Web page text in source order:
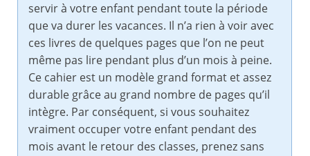
servir à votre enfant pendant toute la période
que va durer les vacances. Il n’a rien à voir avec
ces livres de quelques pages que l’on ne peut
même pas lire pendant plus d’un mois à peine.
Ce cahier est un modèle grand format et assez
durable grâce au grand nombre de pages qu’il
intègre. Par conséquent, si vous souhaitez
vraiment occuper votre enfant pendant des
mois avant le retour des classes, prenez sans